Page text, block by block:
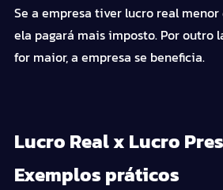
Se a empresa tiver lucro real
ela pagará mais imposto. Por outro
for maior, a empresa se beneficia.
Lucro Real x Lucro
Exemplos práticos